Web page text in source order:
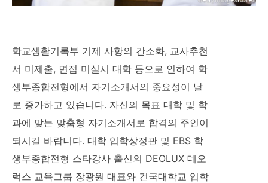
학교생활기록부 기제 사항의 간소화, 교사추천
서 미제출, 면접 미실시 대학 등으로 인하여 학
생부종합전형에서 자기소개서의 중요성이 날
로 증가하고 있습니다. 자신의 목표 대학 및 학
과에 맞는 맞춤형 자기소개서로 합격의 주인이
되시길 바랍니다. 대학 입학상정관 및 EBS 학
생부종합전형 스타강사 출신의 DEOLUX 데오
럭스 교육그룹 장광원 대표와 건국대학교 입학